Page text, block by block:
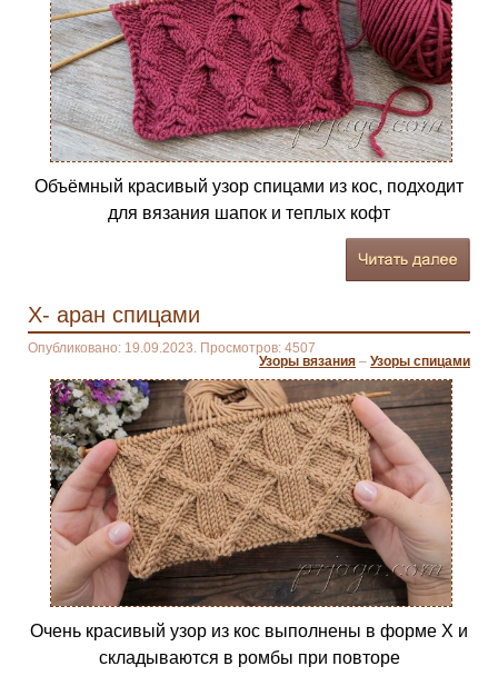
Объёмный красивый узор спицами из кос, подходит
для вязания шапок и теплых кофт
X- аран спицами
Опубликовано: 19.09.2023. Просмотров: 4507
Узоры вязания – Узоры спицами
Очень красивый узор из кос выполнены в форме Х и
складываются в ромбы при повторе